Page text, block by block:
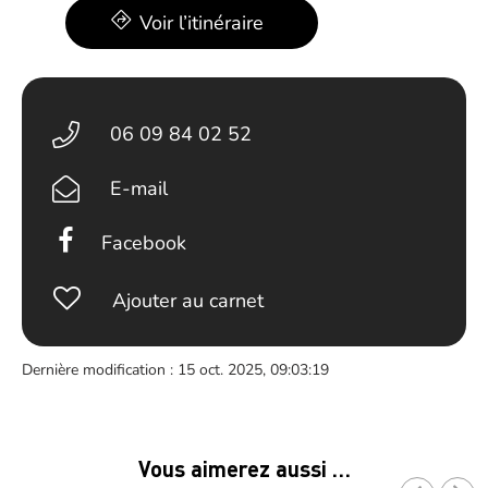
Voir l’itinéraire
06 09 84 02 52
E-mail
Facebook
Ajouter au carnet
Dernière modification : 15 oct. 2025, 09:03:19
Vous aimerez aussi …